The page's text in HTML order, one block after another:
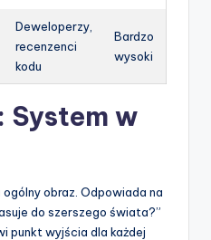
Deweloperzy,
recenzenci
kodu
Bardzo
wysoki
System w
obraz. Odpowiada na
do szerszego świata?”
punkt wyjścia dla każdej